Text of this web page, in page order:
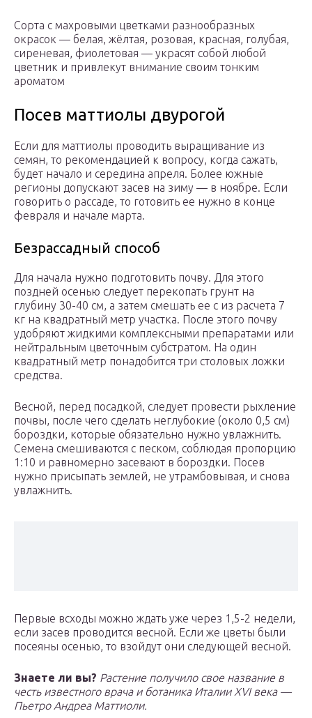
Сорта с махровыми цветками разнообразных
окрасок — белая, жёлтая, розовая, красная, голубая,
сиреневая, фиолетовая — украсят собой любой
цветник и привлекут внимание своим тонким
ароматом
Посев маттиолы двурогой
Если для маттиолы проводить выращивание из
семян, то рекомендацией к вопросу, когда сажать,
будет начало и середина апреля. Более южные
регионы допускают засев на зиму — в ноябре. Если
говорить о рассаде, то готовить ее нужно в конце
февраля и начале марта.
Безрассадный способ
Для начала нужно подготовить почву. Для этого
поздней осенью следует перекопать грунт на
глубину 30-40 см, а затем смешать ее с из расчета 7
кг на квадратный метр участка. После этого почву
удобряют жидкими комплексными препаратами или
нейтральным цветочным субстратом. На один
квадратный метр понадобится три столовых ложки
средства.
Весной, перед посадкой, следует провести рыхление
почвы, после чего сделать неглубокие (около 0,5 см)
бороздки, которые обязательно нужно увлажнить.
Семена смешиваются с песком, соблюдая пропорцию
1:10 и равномерно засевают в бороздки. Посев
нужно присыпать землей, не утрамбовывая, и снова
увлажнить.
Первые всходы можно ждать уже через 1,5-2 недели,
если засев проводится весной. Если же цветы были
посеяны осенью, то взойдут они следующей весной.
Знаете ли вы? Растение получило свое название в
честь известного врача и ботаника Италии XVI века —
Пьетро Андреа Маттиоли.